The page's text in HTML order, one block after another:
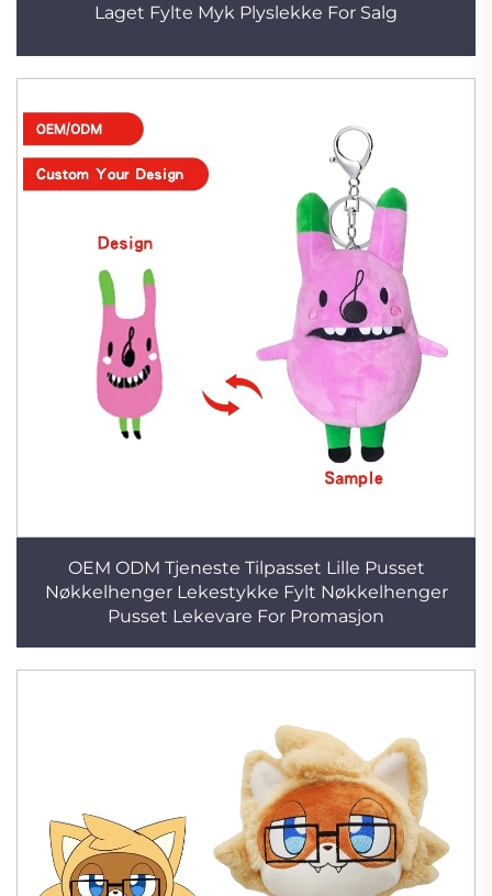
Laget Fylte Myk Plyslekke For Salg
OEM ODM Tjeneste Tilpasset Lille Pusset
Nøkkelhenger Lekestykke Fylt Nøkkelhenger
Pusset Lekevare For Promasjon